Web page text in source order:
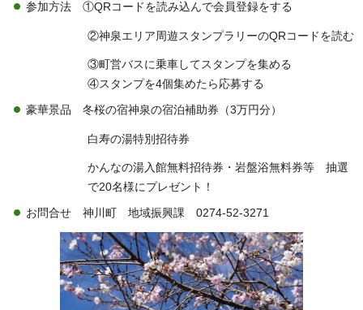
参加方法 ①QRコードを読み込んで会員登録をする
②神泉エリア周遊スタンプラリーのQRコードを読む
③町営バスに乗車してスタンプを集める
④スタンプを4個集めたら応募する
豪華景品 冬桜の宿神泉の宿泊補助券（3万円分）
白寿の湯特別招待券
かんなの湯入館無料招待券・岩盤浴無料券等 抽選
で20名様にプレゼント！
お問合せ 神川町 地域振興課 0274-52-3271